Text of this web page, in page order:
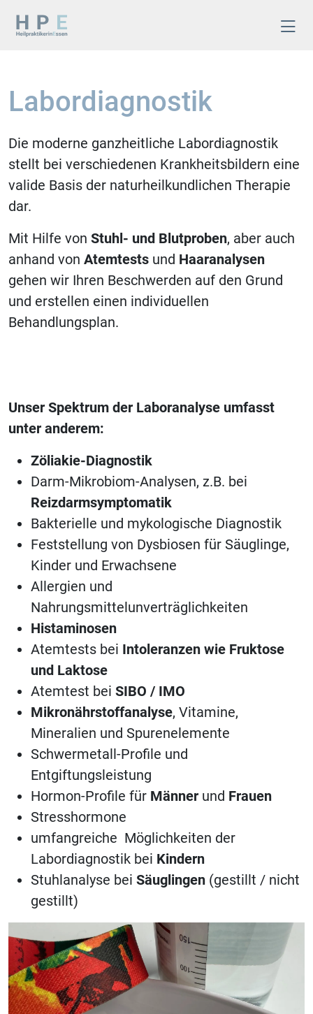
Labordiagnostik
Die moderne ganzheitliche Labordiagnostik
stellt bei verschiedenen Krankheitsbildern eine
valide Basis der naturheilkundlichen Therapie
dar.
Mit Hilfe von Stuhl- und Blutproben, aber auch
anhand von Atemtests und Haaranalysen
gehen wir Ihren Beschwerden auf den Grund
und erstellen einen individuellen
Behandlungsplan.
Unser Spektrum der Laboranalyse umfasst
unter anderem:
Zöliakie-Diagnostik
Darm-Mikrobiom-Analysen, z.B. bei
Reizdarmsymptomatik
Bakterielle und mykologische Diagnostik
Feststellung von Dysbiosen für Säuglinge,
Kinder und Erwachsene
Allergien und
Nahrungsmittelunverträglichkeiten
Histaminosen
Atemtests bei Intoleranzen wie Fruktose
und Laktose
Atemtest bei SIBO / IMO
Mikronährstoffanalyse, Vitamine,
Mineralien und Spurenelemente
Schwermetall-Profile und
Entgiftungsleistung
Hormon-Profile für Männer und Frauen
Stresshormone
umfangreiche Möglichkeiten der
Labordiagnostik bei Kindern
Stuhlanalyse bei Säuglingen (gestillt / nicht
gestillt)